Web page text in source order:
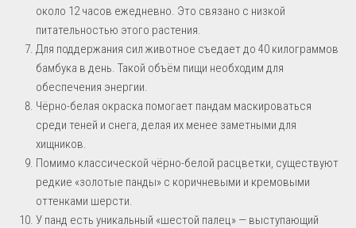
около 12 часов ежедневно. Это связано с низкой
питательностью этого растения.
Для поддержания сил животное съедает до 40 килограммов
бамбука в день. Такой объём пищи необходим для
обеспечения энергии.
Чёрно-белая окраска помогает пандам маскироваться
среди теней и снега, делая их менее заметными для
хищников.
Помимо классической чёрно-белой расцветки, существуют
редкие «золотые панды» с коричневыми и кремовыми
оттенками шерсти.
У панд есть уникальный «шестой палец» — выступающий